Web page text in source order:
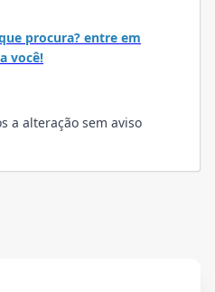
procura? entre em
você!
a alteração sem aviso